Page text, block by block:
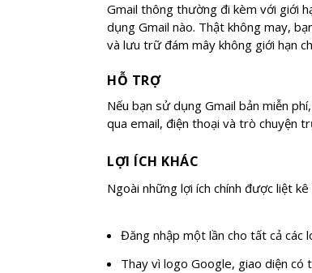
Gmail thông thường đi kèm với giới
dụng Gmail nào. Thật không may,
và lưu trữ đám mây không giới hạn
HỖ TRỢ
Nếu bạn sử dụng Gmail bản miễn
qua email, điện thoại và trò chuyện
LỢI ÍCH KHÁC
Ngoài những lợi ích chính được liệt
Đăng nhập một lần cho tất cả các
Thay vì logo Google, giao diện